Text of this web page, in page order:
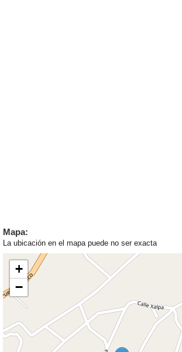
Mapa:
La ubicación en el mapa puede no ser exacta
+
−